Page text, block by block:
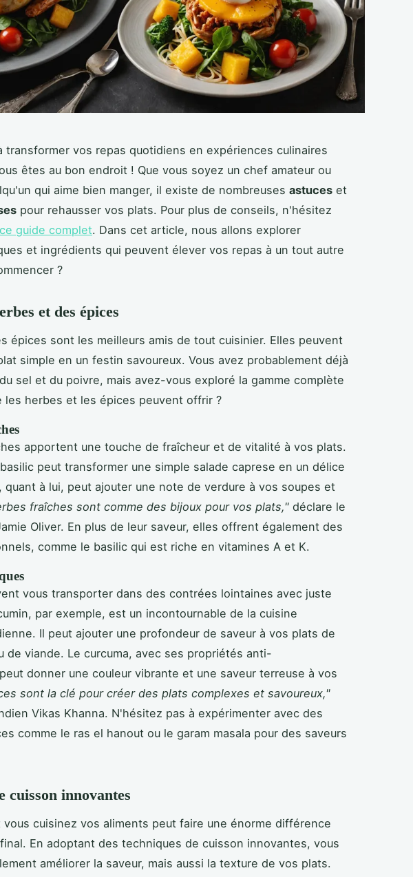
transformer vos repas quotidiens en expériences culinaires
êtes au bon endroit ! Que vous soyez un chef amateur ou
qui aime bien manger, il existe de nombreuses astuces et
pour rehausser vos plats. Pour plus de conseils, n'hésitez
ce guide complet. Dans cet article, nous allons explorer
et ingrédients qui peuvent élever vos repas à un tout autre
?
et des épices
épices sont les meilleurs amis de tout cuisinier. Elles peuvent
simple en un festin savoureux. Vous avez probablement déjà
sel et du poivre, mais avez-vous exploré la gamme complète
les herbes et les épices peuvent offrir ?
apportent une touche de fraîcheur et de vitalité à vos plats.
peut transformer une simple salade caprese en un délice
quant à lui, peut ajouter une note de verdure à vos soupes et
fraîches sont comme des bijoux pour vos plats," déclare le
Oliver. En plus de leur saveur, elles offrent également des
comme le basilic qui est riche en vitamines A et K.
vous transporter dans des contrées lointaines avec juste
par exemple, est un incontournable de la cuisine
Il peut ajouter une profondeur de saveur à vos plats de
de viande. Le curcuma, avec ses propriétés anti-
donner une couleur vibrante et une saveur terreuse à vos
sont la clé pour créer des plats complexes et savoureux,"
Vikas Khanna. N'hésitez pas à expérimenter avec des
comme le ras el hanout ou le garam masala pour des saveurs
cuisson innovantes
vous cuisinez vos aliments peut faire une énorme différence
En adoptant des techniques de cuisson innovantes, vous
améliorer la saveur, mais aussi la texture de vos plats.